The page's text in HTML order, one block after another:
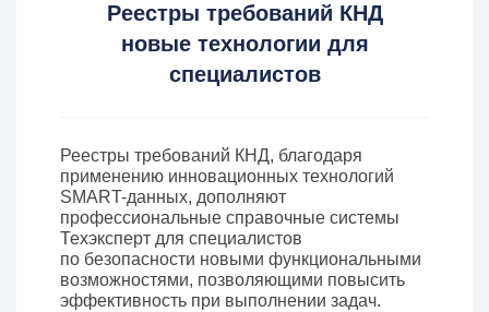
Реестры требований КНД
новые технологии для
специалистов
Реестры требований КНД, благодаря
применению инновационных технологий
SMART-данных, дополняют
профессиональные справочные системы
Техэксперт для специалистов
по безопасности новыми функциональными
возможностями, позволяющими повысить
эффективность при выполнении задач.